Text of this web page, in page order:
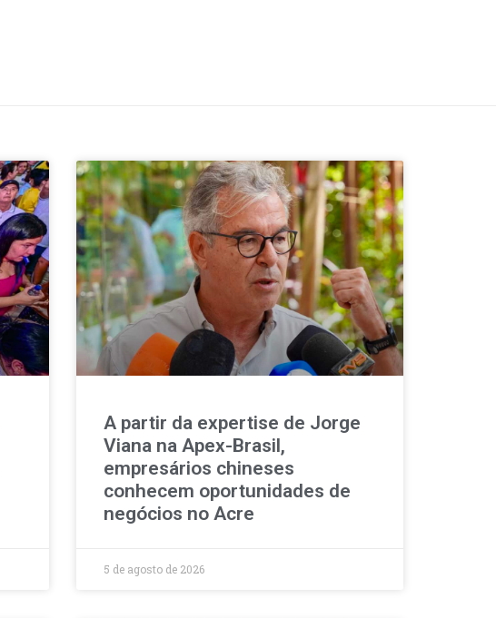
A partir da expertise de Jorge
Viana na Apex-Brasil,
empresários chineses
conhecem oportunidades de
negócios no Acre
5 de agosto de 2026